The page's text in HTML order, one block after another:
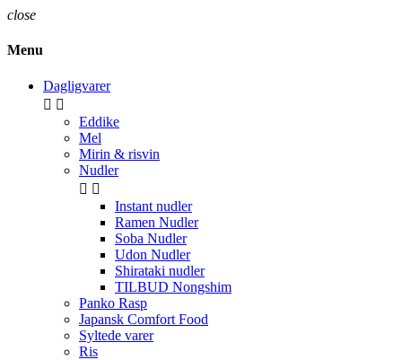
close
Menu
Dagligvarer
 
Eddike
Mel
Mirin & risvin
Nudler
 
Instant nudler
Ramen Nudler
Soba Nudler
Udon Nudler
Shirataki nudler
TILBUD Nongshim
Panko Rasp
Japansk Comfort Food
Syltede varer
Ris